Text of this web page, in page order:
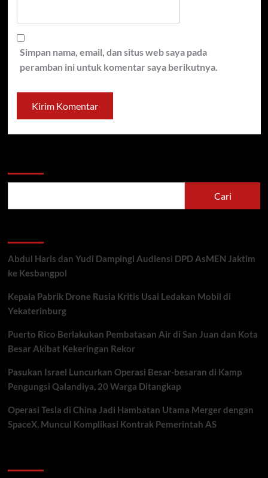
Simpan nama, email, dan situs web saya pada
peramban ini untuk komentar saya berikutnya.
Cari
Abdul Haris dan Yudi Dampingi Audiensi DPD AsMEN Jaktim
ke Kesbangpol
Kepala Pabrik Drone Rusia Kritis Usai Ledakan Mobil di
Yekaterinburg
Puerto Rico Berlakukan Pembatasan Air di San Juan dan Kota
Besar Akibat Kekeringan Rekor
Pasukan Israel Luncurkan Operasi Besar-besaran di Kamp
Pengungsi Qalandiya, 20 Warga Ditangkap
Operasi Tesla di China Jadi Hambatan Utama Merger dengan
SpaceX, Muncul Komplikasi Kontrak Pemerintah AS